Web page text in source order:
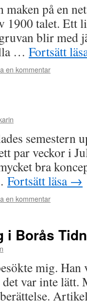
maken på en
1900 talet. Ett
blir med
… Fortsätt
en kommentar
semestern
par veckor i
bra
Fortsätt läsa →
en kommentar
i Borås
mig.
var inte lätt.